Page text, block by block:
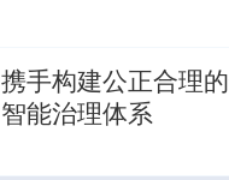
携手构建公正合理
智能治理体系